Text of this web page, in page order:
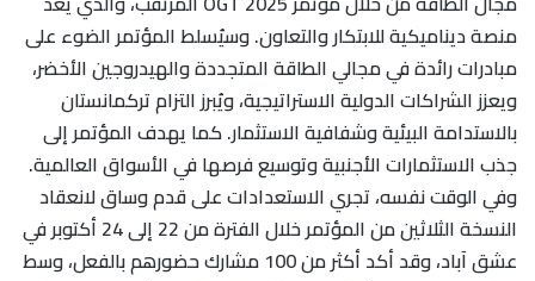
منصة ديناميكية للابتكار والتعاون. وسيُسلط المؤتمر الضوء على
مبادرات رائدة في مجالي الطاقة المتجددة والهيدروجين الأخضر،
ويعزز الشراكات الدولية الاستراتيجية، ويُبرز التزام تركمانستان
بالاستدامة البيئية وشفافية الاستثمار. كما يهدف المؤتمر إلى
جذب الاستثمارات الأجنبية وتوسيع فرصها في الأسواق العالمية.
وفي الوقت نفسه، تجري الاستعدادات على قدم وساق لانعقاد
النسخة الثلاثين من المؤتمر خلال الفترة من 22 إلى 24 أكتوبر في
عشق آباد، وقد أكد أكثر من 100 مشارك حضورهم بالفعل، وسط